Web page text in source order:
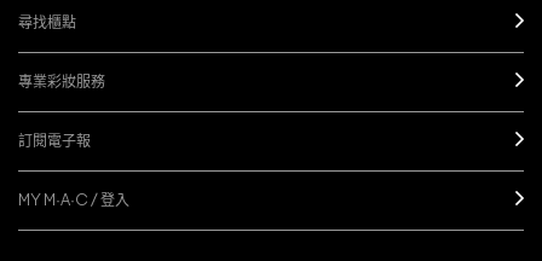
尋找櫃點
專業彩妝服務
訂閱電子報
MY M·A·C / 登入